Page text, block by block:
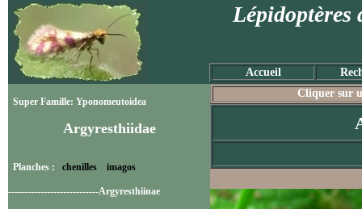
Lépidoptères
Accueil
Super Famille: Yponomeutoidea
Argyresthiidae
Planches : chenilles imagos
----------------------------Argyresthiinae
Cliquer sur